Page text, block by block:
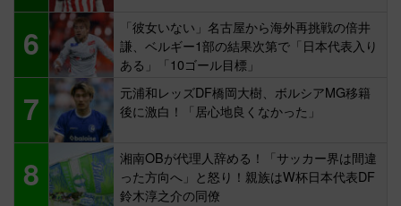
6
「彼女いない」名古屋から海外再挑戦の倍井
謙、ベルギー1部の結果次第で「日本代表入り
ある」「10ゴール目標」
7
元浦和レッズDF橋岡大樹、ボルシアMG移籍
後に激白！「居心地良くなかった」
8
湘南OBが代理人辞める！「サッカー界は間違
った方向へ」と怒り！親族はW杯日本代表DF
鈴木淳之介の同僚